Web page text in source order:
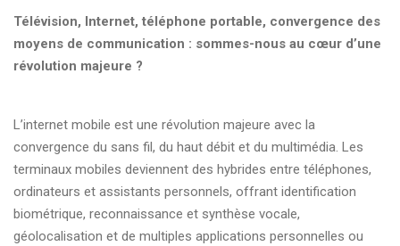
Télévision, Internet, téléphone portable, convergence des
moyens de communication : sommes-nous au cœur d’une
révolution majeure ?
L’internet mobile est une révolution majeure avec la
convergence du sans fil, du haut débit et du multimédia. Les
terminaux mobiles deviennent des hybrides entre téléphones,
ordinateurs et assistants personnels, offrant identification
biométrique, reconnaissance et synthèse vocale,
géolocalisation et de multiples applications personnelles ou